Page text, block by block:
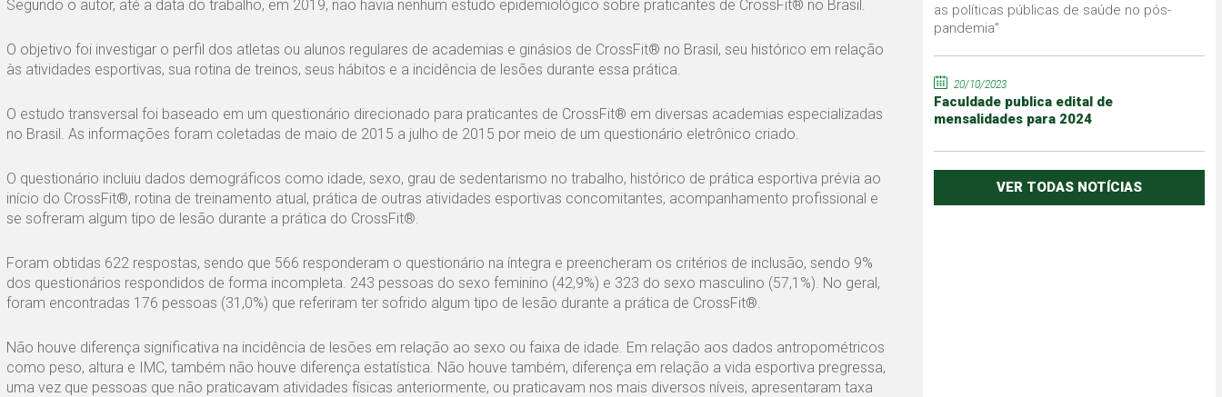
Segundo o autor, até a data do trabalho, em 2019, não havia nenhum estudo epidemiológico sobre praticantes de CrossFit® no Brasil.
O objetivo foi investigar o perfil dos atletas ou alunos regulares de academias e ginásios de CrossFit® no Brasil, seu histórico em relação
às atividades esportivas, sua rotina de treinos, seus hábitos e a incidência de lesões durante essa prática.
O estudo transversal foi baseado em um questionário direcionado para praticantes de CrossFit® em diversas academias especializadas
no Brasil. As informações foram coletadas de maio de 2015 a julho de 2015 por meio de um questionário eletrônico criado.
O questionário incluiu dados demográficos como idade, sexo, grau de sedentarismo no trabalho, histórico de prática esportiva prévia ao
início do CrossFit®, rotina de treinamento atual, prática de outras atividades esportivas concomitantes, acompanhamento profissional e
se sofreram algum tipo de lesão durante a prática do CrossFit®.
Foram obtidas 622 respostas, sendo que 566 responderam o questionário na íntegra e preencheram os critérios de inclusão, sendo 9%
dos questionários respondidos de forma incompleta. 243 pessoas do sexo feminino (42,9%) e 323 do sexo masculino (57,1%). No geral,
foram encontradas 176 pessoas (31,0%) que referiram ter sofrido algum tipo de lesão durante a prática de CrossFit®.
Não houve diferença significativa na incidência de lesões em relação ao sexo ou faixa de idade. Em relação aos dados antropométricos
como peso, altura e IMC, também não houve diferença estatística. Não houve também, diferença em relação a vida esportiva pregressa,
uma vez que pessoas que não praticavam atividades físicas anteriormente, ou praticavam nos mais diversos níveis, apresentaram taxa
as políticas públicas de saúde no pós-
pandemia"
20/10/2023
Faculdade publica edital de
mensalidades para 2024
VER TODAS NOTÍCIAS